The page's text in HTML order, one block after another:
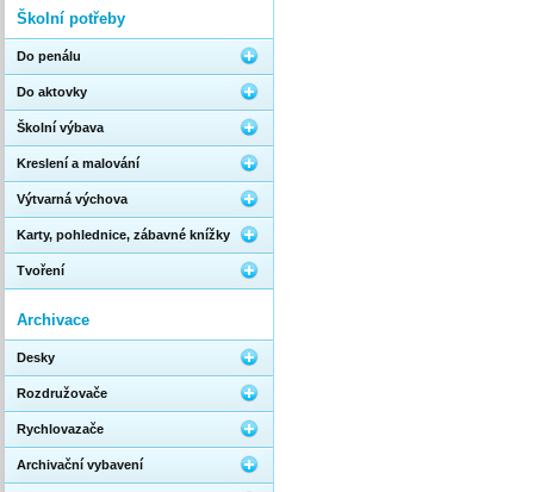
Školní potřeby
Do penálu
Do aktovky
Školní výbava
Kreslení a malování
Výtvarná výchova
Karty, pohlednice, zábavné knížky
Tvoření
Archivace
Desky
Rozdružovače
Rychlovazače
Archivační vybavení